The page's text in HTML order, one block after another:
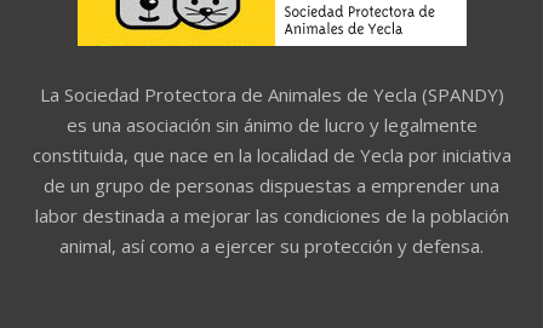
La Sociedad Protectora de Animales de Yecla (SPANDY)
es una asociación sin ánimo de lucro y legalmente
constituida, que nace en la localidad de Yecla por iniciativa
de un grupo de personas dispuestas a emprender una
labor destinada a mejorar las condiciones de la población
animal, así como a ejercer su protección y defensa.